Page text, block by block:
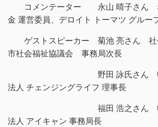
コメンテーター 永山 晴子さん
金 運営委員、デロイト トーマツ グルー
ゲストスピーカー 菊池 亮さん 社
市社会福祉協議会 事務局次長
野田 詠氏さん 特定非
法人 チェンジングライフ 理事長
福田 浩之さん 特定非
法人 アイキャン 事務局長